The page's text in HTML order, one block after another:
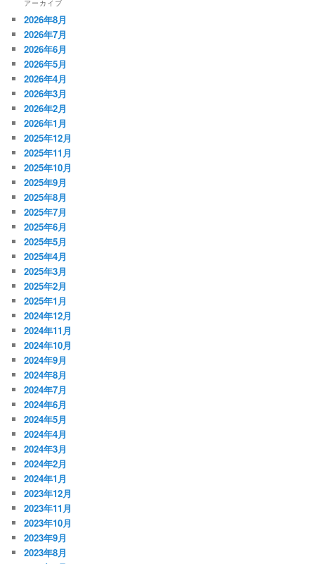
アーカイブ
2026年8月
2026年7月
2026年6月
2026年5月
2026年4月
2026年3月
2026年2月
2026年1月
2025年12月
2025年11月
2025年10月
2025年9月
2025年8月
2025年7月
2025年6月
2025年5月
2025年4月
2025年3月
2025年2月
2025年1月
2024年12月
2024年11月
2024年10月
2024年9月
2024年8月
2024年7月
2024年6月
2024年5月
2024年4月
2024年3月
2024年2月
2024年1月
2023年12月
2023年11月
2023年10月
2023年9月
2023年8月